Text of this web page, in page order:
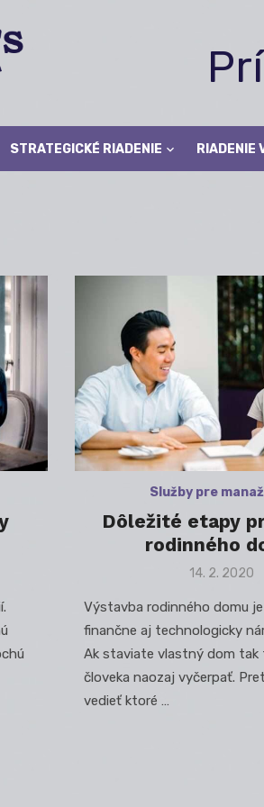
STRATEGICKÉ RIADENIE RIADENIE
Služby pre
Dôležité etapy
rodinného
Posted
14. 2. 2020
Výstavba rodinného domu
finančne aj technologicky
Ak staviate vlastný dom tak
človeka naozaj vyčerpať.
vedieť ktoré …